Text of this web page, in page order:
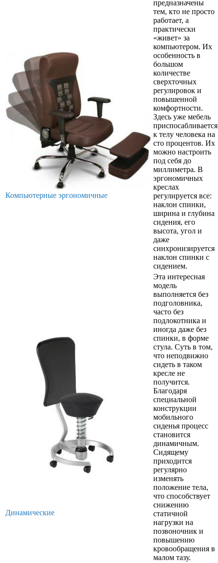
Компьютерные эргономичные
предназначены
тем, кто не просто
работает, а
практически
«живет» за
компьютером. Их
особенность в
большом
количестве
сверхточных
регулировок и
повышенной
комфортности.
Здесь уже мебель
приспосабливается
к телу человека на
сто процентов. Их
можно настроить
под себя до
миллиметра. В
эргономичных
креслах
регулируется все:
наклон спинки,
ширина и глубина
сидения, его
высота, угол и
даже
синхронизируется
наклон спинки с
сидением.
Динамические
Эта интересная
модель
выполняется без
подголовника,
часто без
подлокотника и
иногда даже без
спинки, в форме
стула. Суть в том,
что неподвижно
сидеть в таком
кресле не
получится.
Благодаря
специальной
конструкции
мобильного
сиденья процесс
становится
динамичным.
Сидящему
приходится
регулярно
изменять
положение тела,
что способствует
снижению
статичной
нагрузки на
позвоночник и
повышению
кровообращения в
малом тазу.